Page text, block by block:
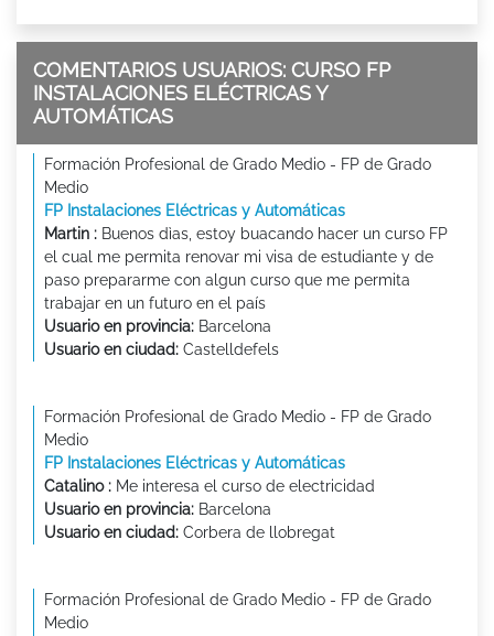
COMENTARIOS USUARIOS: CURSO FP
INSTALACIONES ELÉCTRICAS Y
AUTOMÁTICAS
Formación Profesional de Grado Medio - FP de Grado
Medio
FP Instalaciones Eléctricas y Automáticas
Martin : Buenos dìas, estoy buacando hacer un curso FP
el cual me permita renovar mi visa de estudiante y de
paso prepararme con algun curso que me permita
trabajar en un futuro en el país
Usuario en provincia: Barcelona
Usuario en ciudad: Castelldefels
Formación Profesional de Grado Medio - FP de Grado
Medio
FP Instalaciones Eléctricas y Automáticas
Catalino : Me interesa el curso de electricidad
Usuario en provincia: Barcelona
Usuario en ciudad: Corbera de llobregat
Formación Profesional de Grado Medio - FP de Grado
Medio